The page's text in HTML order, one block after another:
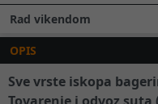
Rad vikendom
OPIS
Sve vrste iskopa